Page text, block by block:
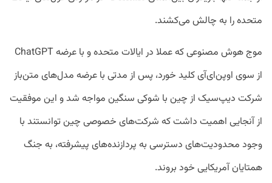
متحده را به چالش می‌کشند.
موج هوش مصنوعی که عملا در ایالات متحده و با عرضه ChatGPT
از سوی اوپن‌ای‌آی کلید خورد، پس از مدتی با عرضه مدل‌های متن‌باز
شرکت دیپ‌سیک از چین با شوکی سنگین مواجه شد و این موفقیت
از آنجایی اهمیت داشت که شرکت‌های خصوصی چین توانستند با
وجود محدودیت‌های دسترسی به پردازنده‌های پیشرفته،‌ به جنگ
همتایان آمریکایی خود بروند.